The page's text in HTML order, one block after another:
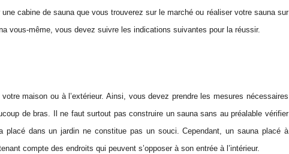
cabine de sauna que vous trouverez sur le marché ou réaliser votre sauna sur
vous-même, vous devez suivre les indications suivantes pour la réussir.
maison ou à l’extérieur. Ainsi, vous devez prendre les mesures nécessaires
de bras. Il ne faut surtout pas construire un sauna sans au préalable vérifier
placé dans un jardin ne constitue pas un souci. Cependant, un sauna placé à
compte des endroits qui peuvent s’opposer à son entrée à l’intérieur.